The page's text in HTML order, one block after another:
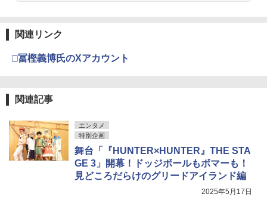
関連リンク
□冨樫義博氏のXアカウント
関連記事
エンタメ
特別企画
舞台「『HUNTER×HUNTER』THE STA
GE 3」開幕！ドッジボールもボマーも！
見どころだらけのグリードアイランド編
2025年5月17日